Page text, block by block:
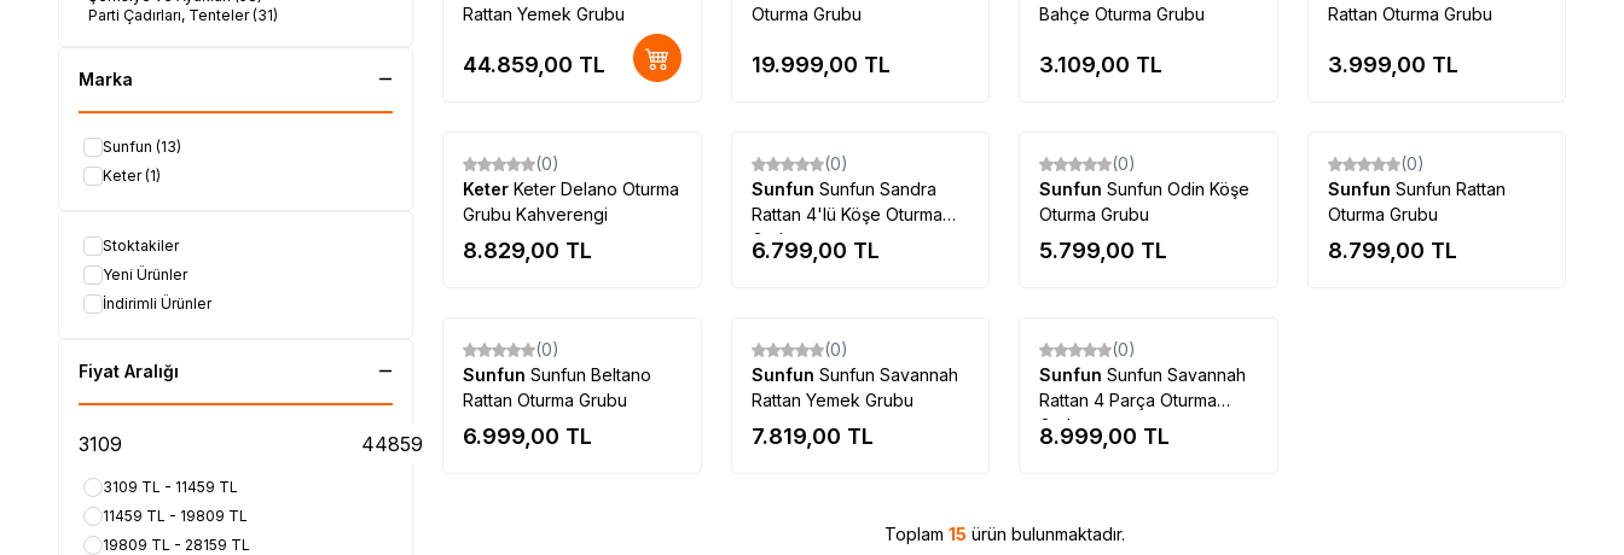
Parti Çadırları, Tenteler(31)
Pet Shop
Bahçe Ekipmanları
Solar Aydınlatma(23)
Marka
Sunfun (13)
Keter(1)
Stoktakiler
Yeni Ürünler
İndirimli Ürünler
Fiyat Aralığı
3109 TL - 11459 TL
11459 TL - 19809 TL
19809 TL - 28159 TL
Rattan Yemek Grubu
44.859,00 TL
Oturma Grubu
19.999,00 TL
Bahçe Oturma Grubu
3.109,00 TL
Rattan Oturma Grubu
3.999,00 TL
(0)
Keter Keter Delano Oturma
Grubu Kahverengi
8.829,00 TL
(0)
Sunfun Sunfun Sandra
Rattan 4'lü Köşe Oturma
Grubu
6.799,00 TL
(0)
Sunfun Sunfun Odin Köşe
Oturma Grubu
5.799,00 TL
(0)
Sunfun Sunfun Rattan
Oturma Grubu
8.799,00 TL
(0)
Sunfun Sunfun Beltano
Rattan Oturma Grubu
6.999,00 TL
(0)
Sunfun Sunfun Savannah
Rattan Yemek Grubu
7.819,00 TL
(0)
Sunfun Sunfun Savannah
Rattan 4 Parça Oturma
Grubu
8.999,00 TL
Toplam 15 ürün bulunmaktadır.